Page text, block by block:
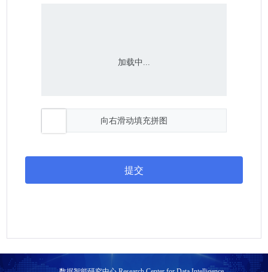
加载中...
向右滑动填充拼图
提交